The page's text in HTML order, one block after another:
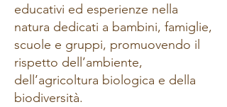
educativi ed esperienze nella
natura dedicati a bambini, famiglie,
scuole e gruppi, promuovendo il
rispetto dell’ambiente,
dell’agricoltura biologica e della
biodiversità.